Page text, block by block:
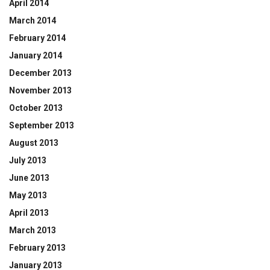
April 2014
March 2014
February 2014
January 2014
December 2013
November 2013
October 2013
September 2013
August 2013
July 2013
June 2013
May 2013
April 2013
March 2013
February 2013
January 2013